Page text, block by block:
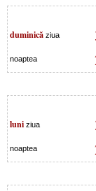
duminică ziua
noaptea
luni ziua
noaptea